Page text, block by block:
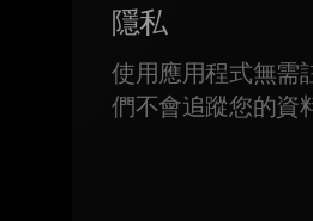
隱私
使用應用程式無需
們不會追蹤您的資